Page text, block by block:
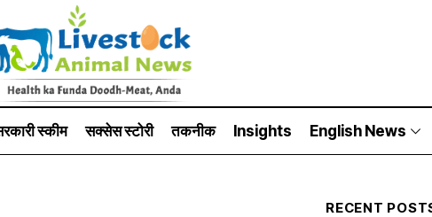
स्की‍म सक्सेस स्टो‍री तकनीक Insights English News
RECENT